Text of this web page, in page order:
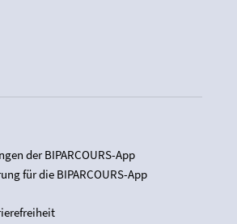
der BIPARCOURS-App
für die BIPARCOURS-App